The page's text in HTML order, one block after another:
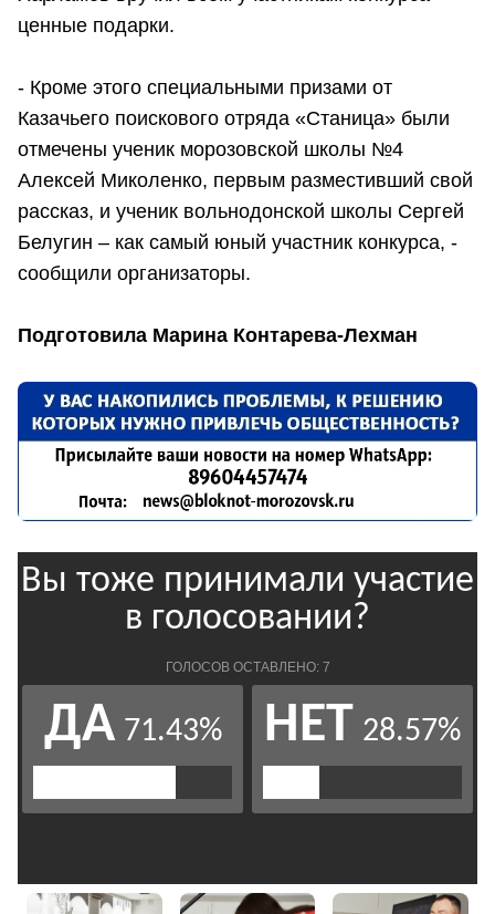
ценные подарки.
- Кроме этого специальными призами от
Казачьего поискового отряда «Станица» были
отмечены ученик морозовской школы №4
Алексей Миколенко, первым разместивший свой
рассказ, и ученик вольнодонской школы Сергей
Белугин – как самый юный участник конкурса, -
сообщили организаторы.
Подготовила Марина Контарева-Лехман